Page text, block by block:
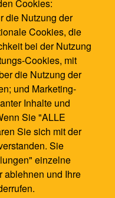
Cookies:
die Nutzung der
Cookies, die
bei der Nutzung
Cookies, mit
die Nutzung der
und Marketing-
Inhalte und
Sie "ALLE
Sie sich mit der
Sie
einzelne
ablehnen und Ihre